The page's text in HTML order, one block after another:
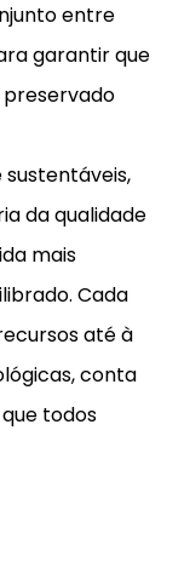
entre
garantir que
da qualidade
mais
Cada
até à
conta
todos